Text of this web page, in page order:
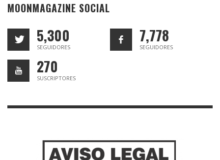
MOONMAGAZINE SOCIAL
5,300
SEGUIDORES
7,778
SEGUIDORES
270
SUSCRIPTORES